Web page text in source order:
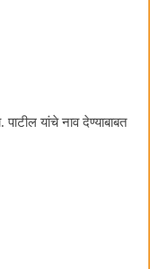
यांचे नाव देण्याबाबत